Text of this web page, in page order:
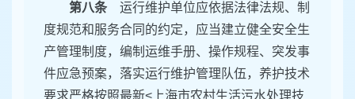
第八条 运行维护单位应依据法律法规、制
度规范和服务合同的约定，应当建立健全安全生
产管理制度，编制运维手册、操作规程、突发事
件应急预案，落实运行维护管理队伍，养护技术
要求严格按照最新<上海市农村生活污水处理技